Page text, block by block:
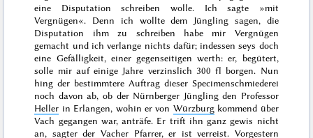
eine Disputation schreiben wolle. Ich sagte »mit
Vergnügen«. Denn ich wollte dem Jüngling sagen, die
Disputation ihm zu schreiben habe mir Vergnügen
gemacht und ich verlange nichts dafür; indessen seys doch
eine Gefälligkeit, einer gegenseitigen werth: er, begütert,
solle mir auf einige Jahre verzinslich 300 fl borgen. Nun
hing der bestimmtere Auftrag dieser Specimenschmiederei
noch davon ab, ob der Nürnberger Jüngling den Professor
Heller in Erlangen, wohin er von Würzburgkommend über
Vach gegangen war, anträfe. Er trift ihn ganz gewis nicht
an, sagter der Vacher Pfarrer, er ist verreist. Vorgestern